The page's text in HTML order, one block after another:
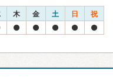
木 金 土 日 祝